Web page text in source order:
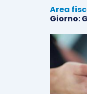
Area
Giorno: